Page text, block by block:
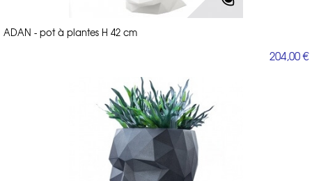
ADAN - pot à plantes H 42 cm
204,00 €